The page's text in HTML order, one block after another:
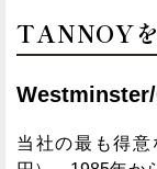
TANNOY
当社の最も得